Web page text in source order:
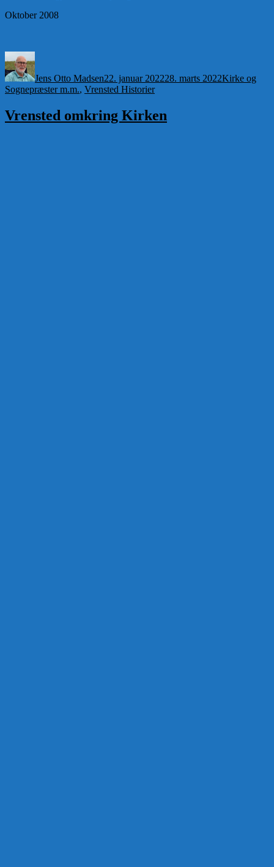
Oktober 2008
Jens Otto Madsen22. januar 202228. marts 2022Kirke og
Sognepræster m.m., Vrensted Historier
Vrensted omkring Kirken